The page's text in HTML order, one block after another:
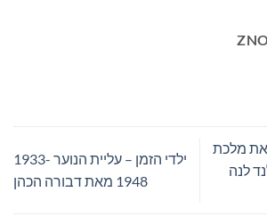
מלכת
לנה
ילדי הזמן – עליית הנוער 1933-
1948 מאת דבורה הכהן